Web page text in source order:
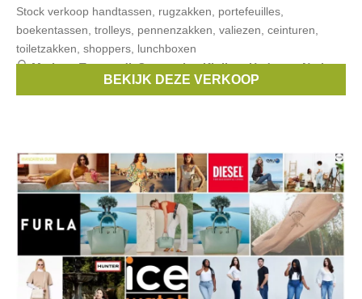
Stock verkoop handtassen, rugzakken, portefeuilles,
boekentassen, trolleys, pennenzakken, valiezen, ceinturen,
toiletzakken, shoppers, lunchboxen
Merken:Trussardi,Samsonite,Kipling,Hedgren,Nathan-
BEKIJK DEZE VERKOOP